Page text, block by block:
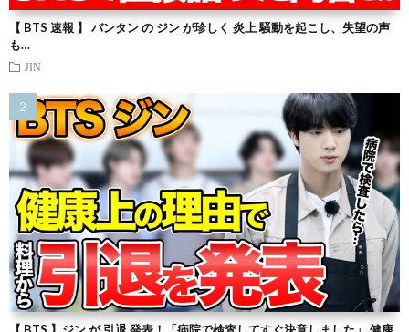
【 BTS 速報 】 バンタン の ジン が珍しく 炎上 騒動を起こし、失望の声
も…
JIN